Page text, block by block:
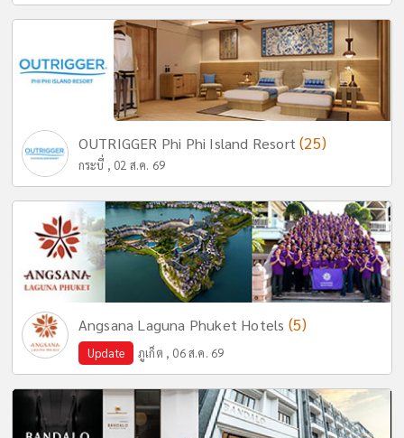
OUTRIGGER Phi Phi Island Resort(25)
กระบี่ , 02 ส.ค. 69
Angsana Laguna Phuket Hotels (5)
Update ภูเก็ต , 06 ส.ค. 69